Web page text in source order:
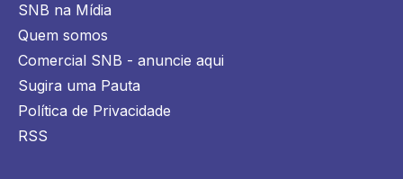
SNB na Mídia
Quem somos
Comercial SNB - anuncie aqui
Sugira uma Pauta
Política de Privacidade
RSS